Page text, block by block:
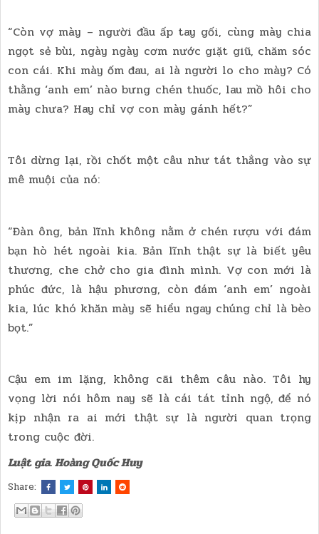
“Còn vợ mày – người đầu ấp tay gối, cùng mày chia
ngọt sẻ bùi, ngày ngày cơm nước giặt giũ, chăm sóc
con cái. Khi mày ốm đau, ai là người lo cho mày? Có
thằng ‘anh em’ nào bưng chén thuốc, lau mồ hôi cho
mày chưa? Hay chỉ vợ con mày gánh hết?”
Tôi dừng lại, rồi chốt một câu như tát thẳng vào sự
mê muội của nó:
“Đàn ông, bản lĩnh không nằm ở chén rượu với đám
bạn hò hét ngoài kia. Bản lĩnh thật sự là biết yêu
thương, che chở cho gia đình mình. Vợ con mới là
phúc đức, là hậu phương, còn đám ‘anh em’ ngoài
kia, lúc khó khăn mày sẽ hiểu ngay chúng chỉ là bèo
bọt.”
Cậu em im lặng, không cãi thêm câu nào. Tôi hy
vọng lời nói hôm nay sẽ là cái tát tỉnh ngộ, để nó
kịp nhận ra ai mới thật sự là người quan trọng
trong cuộc đời.
Luật gia. Hoàng Quốc Huy
Share: